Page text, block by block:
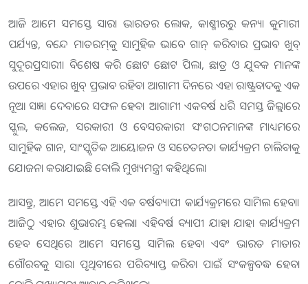
ଆଜି ଆମେ ସମସ୍ତେ ସାରା ଭାରତର ଲୋକ, କାଶ୍ମୀରରୁ କନ୍ୟା କୁମାରୀ
ପର୍ଯ୍ୟନ୍ତ, ବନ୍ଦେ ମାତରମ୍‌କୁ ସାମୁହିକ ଭାବେ ଗାନ୍ କରିବାର ପ୍ରଭାବ ଖୁବ୍
ସୁଦୂରପ୍ରସାରୀ। ବିଶେଷ କରି ଛୋଟ ଛୋଟ ପିଲା, ଛାତ୍ର ଓ ଯୁବକ ମାନଙ୍କ
ଉପରେ ଏହାର ଖୁବ୍ ପ୍ରଭାବ ରହିବ। ଆଗାମୀ ଦିନରେ ଏହା ରାଷ୍ଟ୍ରବାଦକୁ ଏକ
ନୂଆ ସଜ୍ଞା ଦେବାରେ ସଫଳ ହେବ। ଆଗାମୀ ଏକବର୍ଷ ଧରି ସମସ୍ତ ଜିଲ୍ଲାରେ
ସ୍କୁଲ, କଲେଜ, ସରକାରୀ ଓ ବେସରକାରୀ ସଂଗଠନମାନଙ୍କ ମାଧ୍ୟମରେ
ସାମୁହିକ ଗାନ, ସାଂସ୍କୃତିକ ଆୟୋଜନ ଓ ସଚେତନତା କାର୍ଯ୍ୟକ୍ରମ ଚାଲିବାକୁ
ଯୋଜନା କରାଯାଇଛି ବୋଲି ମୁଖ୍ୟମନ୍ତ୍ରୀ କହିଥିଲେ।
ଆସନ୍ତୁ, ଆମେ ସମସ୍ତେ ଏହି ଏକ ବର୍ଷବ୍ୟାପୀ କାର୍ଯ୍ୟକ୍ରମରେ ସାମିଲ ହେବା।
ଆଜିଠୁ ଏହାର ଶୁଭାରମ୍ଭ ହେଲା। ଏହିବର୍ଷ ବ୍ୟାପୀ ଯାହା ଯାହା କାର୍ଯ୍ୟକ୍ରମ
ହେବ ସେଥିରେ ଆମେ ସମସ୍ତେ ସାମିଲ ହେବା ଏବଂ ଭାରତ ମାତାର
ଗୌରବକୁ ସାରା ପୃଥିବୀରେ ପରିବ୍ୟାପ୍ତ କରିବା ପାଇଁ ସଂକଳ୍ପବଦ୍ଧ ହେବା